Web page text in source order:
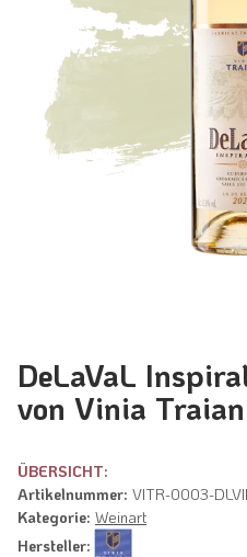
DeLaVaL
von Vinia Traian
ÜBERSICHT:
Artikelnummer: VITR-0003-
Kategorie: Weinart
Hersteller: